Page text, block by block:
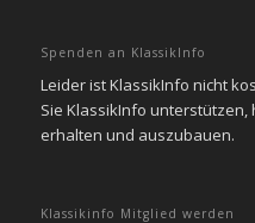
Spenden an KlassikInfo
Leider ist KlassikInfo nicht
Sie KlassikInfo unterstützen,
erhalten und auszubauen.
Klassikinfo Mitglied werden